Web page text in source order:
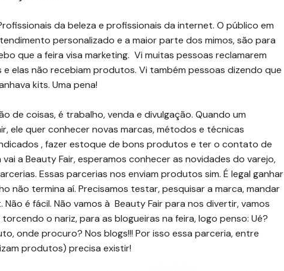
da beleza e profissionais da internet. O público em
personalizado e a maior parte dos mimos, são para
que a feira visa marketing. Vi muitas pessoas reclamarem
elas não recebiam produtos. Vi também pessoas dizendo que
kits. Uma pena!
de coisas, é trabalho, venda e divulgação. Quando um
ele quer conhecer novas marcas, métodos e técnicas
, fazer estoque de bons produtos e ter o contato de
a Beauty Fair, esperamos conhecer as novidades do varejo,
Essas parcerias nos enviam produtos sim. É legal ganhar
não termina aí. Precisamos testar, pesquisar a marca, mandar
é fácil. Não vamos à Beauty Fair para nos divertir, vamos
o nariz, para as blogueiras na feira, logo penso: Ué?
onde procuro? Nos blogs!!! Por isso essa parceria, entre
produtos) precisa existir!